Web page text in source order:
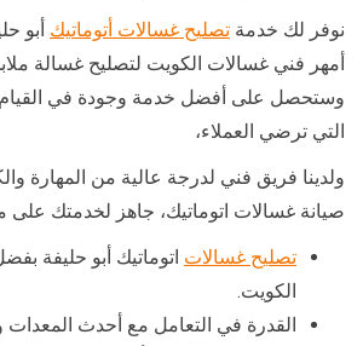
نوفر لك خدمة تصليح غسالات أتوماتيك أبو
أمهر فني غسالات الكويت لتصليح غسالة
وستحصل على أفضل خدمة وجودة في القيام
التي ترضي العملاء،
ولدينا فريق فني لدرجة عالية من المهارة
صيانة غسالات اتوماتيك، جاهز لخدمتك على مدار 24
تصليح غسالات اتوماتيك أبو حليفة
الكويت.
القدرة في التعامل مع أحدث المعدات